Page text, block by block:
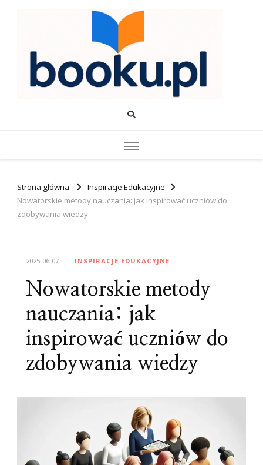
Booku.pl – Wiedza i Rozwój
Strona główna
Inspiracje Edukacyjne
Nowatorskie metody nauczania: jak inspirować uczniów do
zdobywania wiedzy
2025-06-07 INSPIRACJE EDUKACYJNE
Nowatorskie metody
nauczania: jak
inspirować uczniów do
zdobywania wiedzy